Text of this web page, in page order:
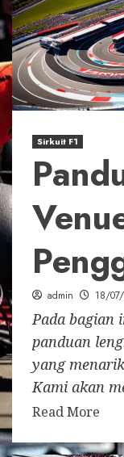
Sirkuit F1
admin 18/
Pada bagian
panduan
yang
Kami akan
Read More